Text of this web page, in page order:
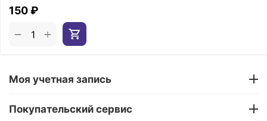
‍150‍₽
+
−
Моя учетная запись
Покупательский сервис